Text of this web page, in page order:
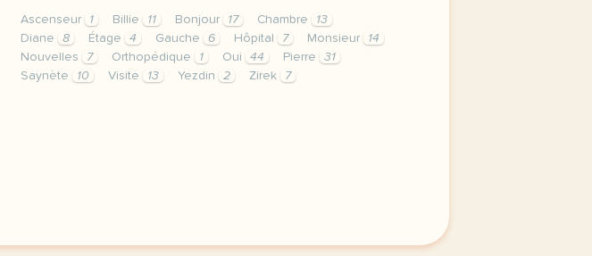
Ascenseur 1 Billie 11 Bonjour 17 Chambre
13
Diane
8 Étage 4 Gauche 6 Hôpital 7 Monsieur
14
Nouvelles
7 Orthopédique 1 Oui 44 Pierre
31
Saynète
10 Visite 13 Yezdin 2 Zirek 7